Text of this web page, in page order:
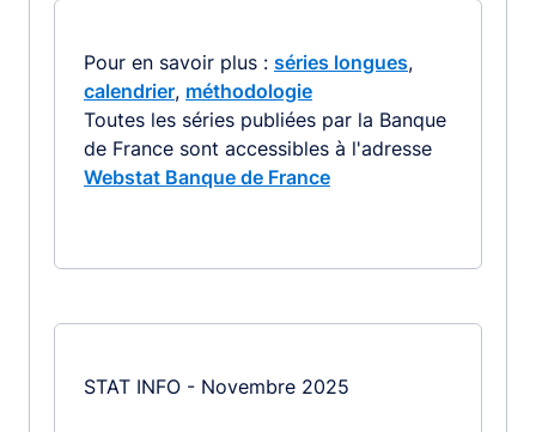
Pour en savoir plus : séries longues,
calendrier, méthodologie
Toutes les séries publiées par la Banque
de France sont accessibles à l'adresse
Webstat Banque de France
STAT INFO - Novembre 2025